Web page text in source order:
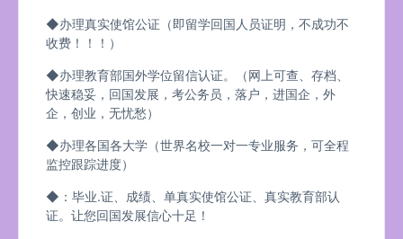
◆办理真实使馆公证（即留学回国人员证明，不成功不
收费！！！）
◆办理教育部国外学位留信认证。（网上可查、存档、
快速稳妥，回国发展，考公务员，落户，进国企，外
企，创业，无忧愁）
◆办理各国各大学（世界名校一对一专业服务，可全程
监控跟踪进度）
◆：毕业.证、成绩、单真实使馆公证、真实教育部认
证。让您回国发展信心十足！